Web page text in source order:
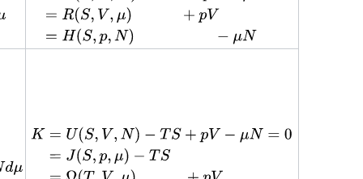
TS\\&=F(T,V,N)\qquad
\qquad \quad -\mu
N\end{aligned}}}
{\begin{aligned}J&=U(S,V,N)\qquad
\quad +pV-\mu N\\&=R(S,V,\mu
{\displaystyle
{\begin{aligned}K&=U(S,V,N)